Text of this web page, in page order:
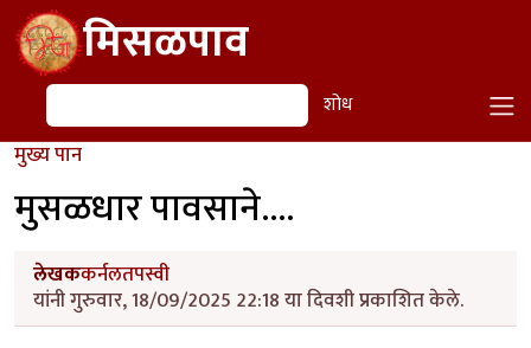
Skip to main contentमिसळपाव
शोध शोध
मुख्य पान
मुसळधार पावसाने....
लेखककर्नलतपस्वी
यांनी गुरुवार, 18/09/2025 22:18 या दिवशी प्रकाशित केले.